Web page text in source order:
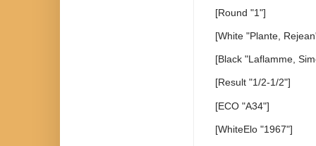
[Round "1"]
[White "Plante,
[Black "Laflamme,
[Result "1/2-1/2"]
[ECO "A34"]
[WhiteElo "1967"]